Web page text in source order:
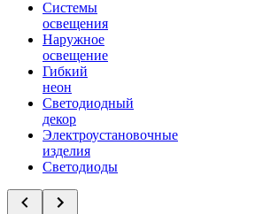
Системы
освещения
Наружное
освещение
Гибкий
неон
Светодиодный
декор
Электроустановочные
изделия
Светодиоды